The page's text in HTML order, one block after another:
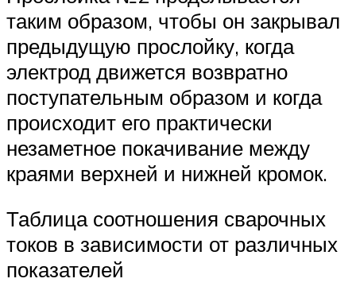
таким образом, чтобы он закрывал
предыдущую прослойку, когда
электрод движется возвратно
поступательным образом и когда
происходит его практически
незаметное покачивание между
краями верхней и нижней кромок.
Таблица соотношения сварочных
токов в зависимости от различных
показателей